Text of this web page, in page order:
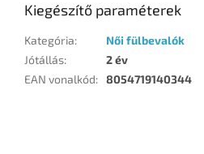
Kiegészítő paraméterek
Kategória:
Női fülbevalók
Jótállás:
2 év
EAN vonalkód: 8054719140344